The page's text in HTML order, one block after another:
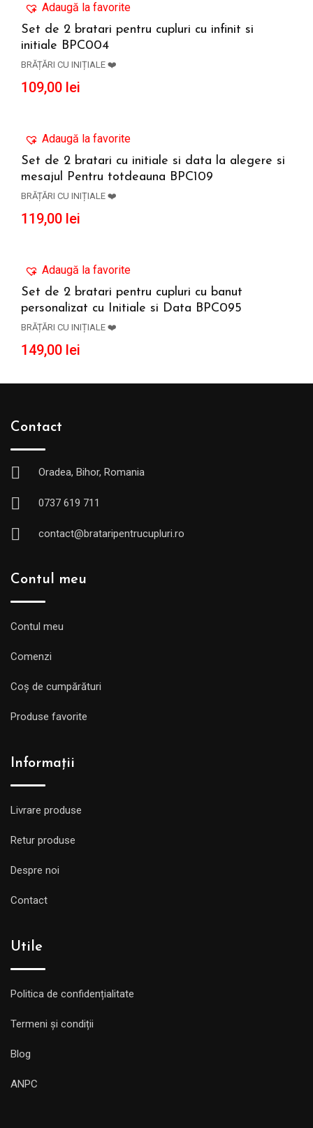
Adaugă la favorite
Set de 2 bratari pentru cupluri cu infinit si
initiale BPC004
BRĂȚĂRI CU INIȚIALE ❤️
109,00 lei
Adaugă la favorite
Set de 2 bratari cu initiale si data la alegere si
mesajul Pentru totdeauna BPC109
BRĂȚĂRI CU INIȚIALE ❤️
119,00 lei
Adaugă la favorite
Set de 2 bratari pentru cupluri cu banut
personalizat cu Initiale si Data BPC095
BRĂȚĂRI CU INIȚIALE ❤️
149,00 lei
Contact
Oradea, Bihor, Romania
0737 619 711
contact@brataripentrucupluri.ro
Contul meu
Contul meu
Comenzi
Coș de cumpărături
Produse favorite
Informații
Livrare produse
Retur produse
Despre noi
Contact
Utile
Politica de confidențialitate
Termeni și condiții
Blog
ANPC